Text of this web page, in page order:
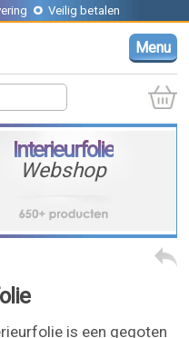
Veilig betalen
Menu
Interieurfolie
Webshop
is een gegoten